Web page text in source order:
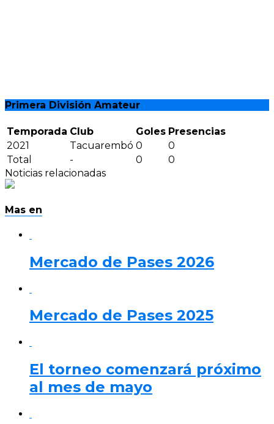
Primera División Amateur
Temporada Club Goles Presencias
2021
Tacuarembó 0
0
Total
- 0
0
Noticias relacionadas
Mas en
Mercado de Pases 2026
Mercado de Pases 2025
El torneo comenzará próximo
al mes de mayo